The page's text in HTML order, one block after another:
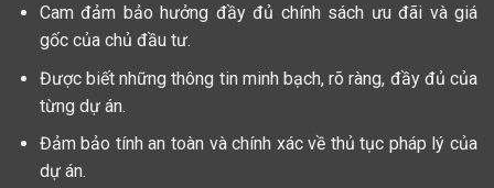
Cam đảm bảo hưởng đầy đủ chính sách ưu đãi và giá
gốc của chủ đầu tư.
Được biết những thông tin minh bạch, rõ ràng, đầy đủ của
từng dự án.
Đảm bảo tính an toàn và chính xác về thủ tục pháp lý của
dự án.